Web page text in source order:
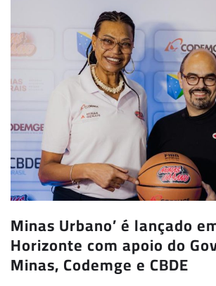
Minas Urbano’ é lançado
Horizonte com apoio do
Minas, Codemge e CBDE